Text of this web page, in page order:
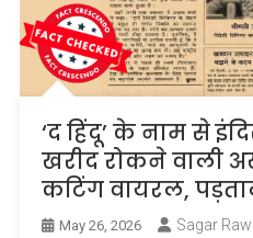
‘द हिंदू’ के नाम से
खरीद रोकने वाली
कटिंग वायरल,
May 26, 2026 Sagar